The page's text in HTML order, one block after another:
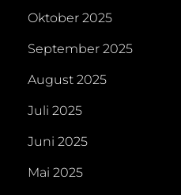
Oktober 2025
September 2025
August 2025
Juli 2025
Juni 2025
Mai 2025